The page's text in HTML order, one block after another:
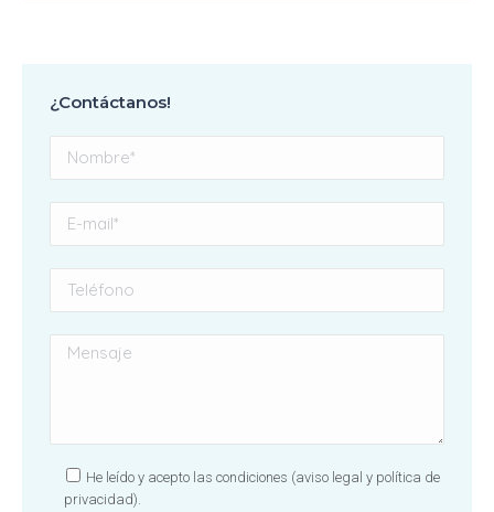
¿Contáctanos!
He leído y acepto las condiciones (aviso legal y política de
privacidad).